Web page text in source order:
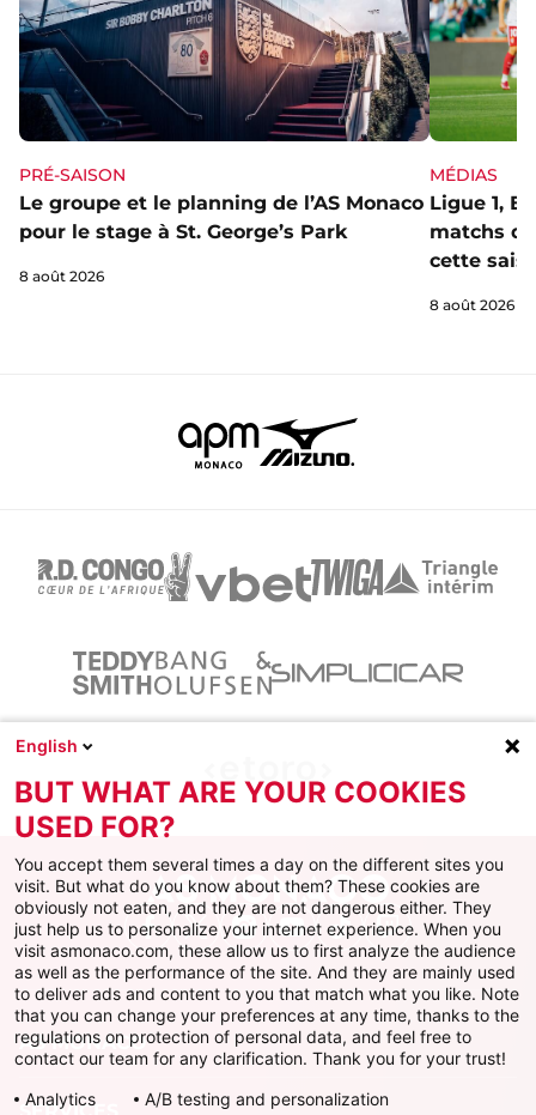
PRÉ-SAISON
Le groupe et le planning de l’AS Monaco
pour le stage à St. George’s Park
8 août 2026
MÉDIAS
Ligue 1,
matchs
cette
8 août 2026
Facebook
X Instagram
YoutubeTikTokTwitch
AS MONACO
English
BUT WHAT ARE YOUR COOKIES
USED FOR?
You accept them several times a day on the different sites you
visit. But what do you know about them? These cookies are
obviously not eaten, and they are not dangerous either. They
just help us to personalize your internet experience. When you
visit asmonaco.com, these allow us to first analyze the audience
as well as the performance of the site. And they are mainly used
to deliver ads and content to you that match what you like. Note
that you can change your preferences at any time, thanks to the
regulations on protection of personal data, and feel free to
contact our team for any clarification. Thank you for your trust!
Analytics
A/B testing and personalization